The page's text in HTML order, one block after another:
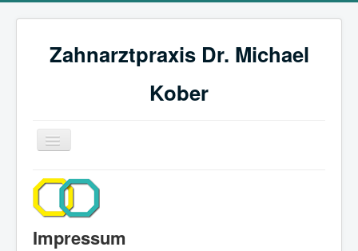
Zahnarztpraxis Dr. Michael
Kober
Navigation
an/aus
Startseite
Impressum
Datenschutz
Impressum